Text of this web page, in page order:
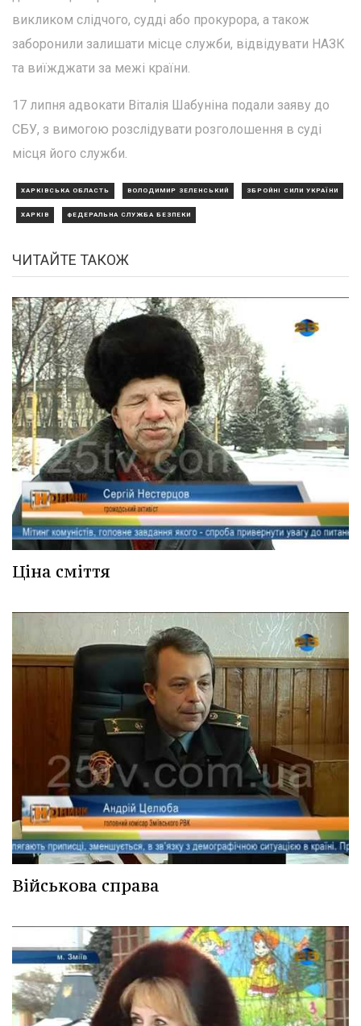
викликом слідчого, судді або прокурора, а також
заборонили залишати місце служби, відвідувати НАЗК
та виїжджати за межі країни.
17 липня адвокати Віталія Шабуніна подали заяву до
СБУ, з вимогою розслідувати розголошення в суді
місця його служби.
ХАРКІВСЬКА ОБЛАСТЬ ВОЛОДИМИР ЗЕЛЕНСЬКИЙ ЗБРОЙНІ СИЛИ УКРАЇНИ
ХАРКІВ ФЕДЕРАЛЬНА СЛУЖБА БЕЗПЕКИ
ЧИТАЙТЕ ТАКОЖ
Ціна сміття
Військова справа